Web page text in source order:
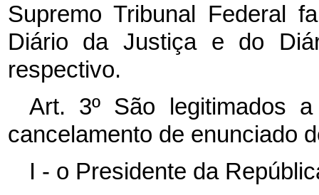
Supremo Tribunal Federal
Diário da Justiça e do
respectivo.
Art. 3º São legitimados
cancelamento de enunciado
I - o Presidente da